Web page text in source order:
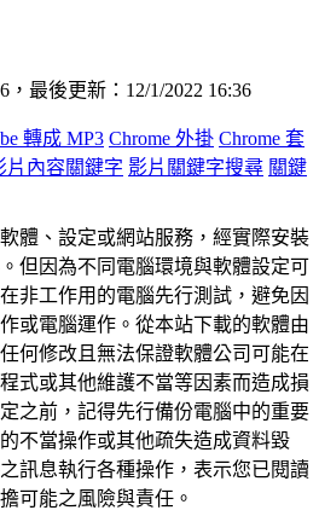
，最後更新：12/1/2022 16:36
轉成 MP3 Chrome 外掛 Chrome 套
片內容關鍵字 影片關鍵字搜尋 關鍵
體、設定或網站服務，經實際安裝
但因為不同電腦環境與軟體設定可
非工作用的電腦先行測試，避免因
或電腦運作。從本站下載的軟體由
何修改且無法保證軟體公司可能在
式或其他維護不當等因素而造成損
之前，記得先行備份電腦中的重要
不當操作或其他疏失造成資料毀
訊息執行各種操作，表示您已閱讀
可能之風險與責任。